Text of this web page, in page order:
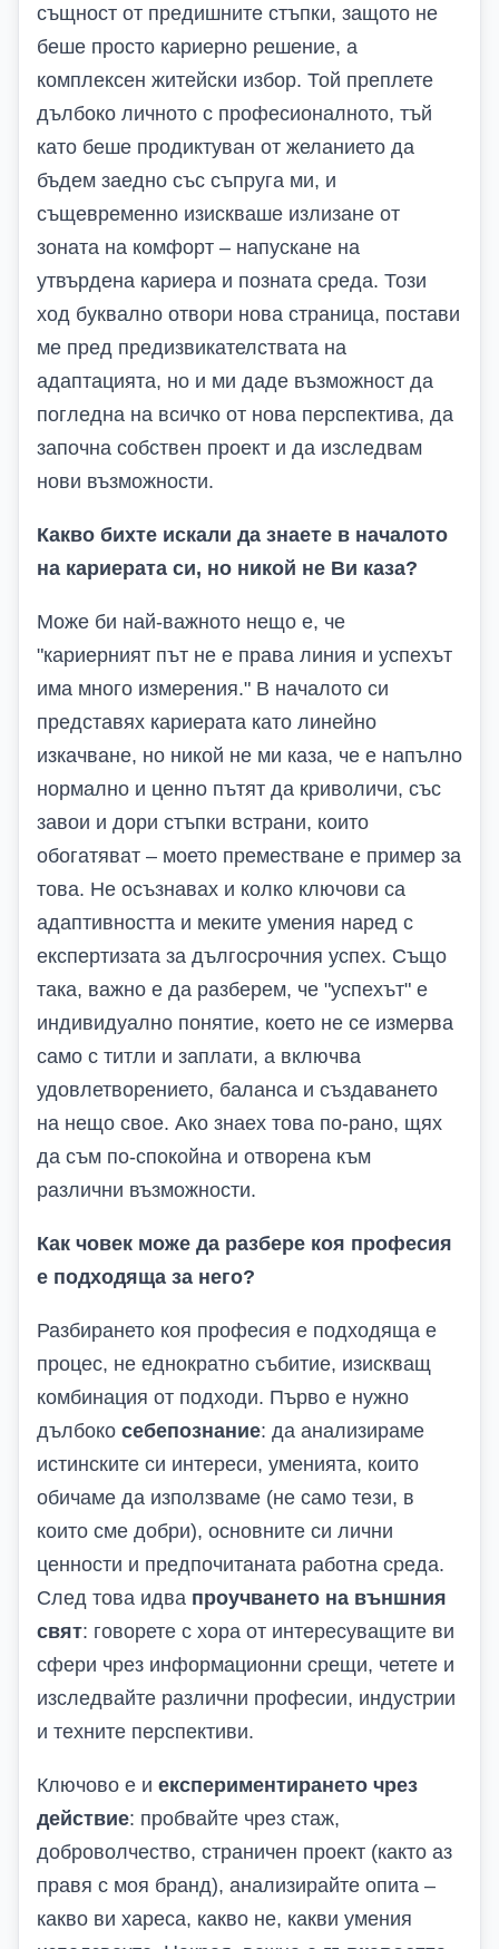
същност от предишните стъпки, защото не
беше просто кариерно решение, а
комплексен житейски избор. Той преплете
дълбоко личното с професионалното, тъй
като беше продиктуван от желанието да
бъдем заедно със съпруга ми, и
същевременно изискваше излизане от
зоната на комфорт – напускане на
утвърдена кариера и позната среда. Този
ход буквално отвори нова страница, постави
ме пред предизвикателствата на
адаптацията, но и ми даде възможност да
погледна на всичко от нова перспектива, да
започна собствен проект и да изследвам
нови възможности.
Какво бихте искали да знаете в началото
на кариерата си, но никой не Ви каза?
Може би най-важното нещо е, че
"кариерният път не е права линия и успехът
има много измерения." В началото си
представях кариерата като линейно
изкачване, но никой не ми каза, че е напълно
нормално и ценно пътят да криволичи, със
завои и дори стъпки встрани, които
обогатяват – моето преместване е пример за
това. Не осъзнавах и колко ключови са
адаптивността и меките умения наред с
експертизата за дългосрочния успех. Също
така, важно е да разберем, че "успехът" е
индивидуално понятие, което не се измерва
само с титли и заплати, а включва
удовлетворението, баланса и създаването
на нещо свое. Ако знаех това по-рано, щях
да съм по-спокойна и отворена към
различни възможности.
Как човек може да разбере коя професия
е подходяща за него?
Разбирането коя професия е подходяща е
процес, не еднократно събитие, изискващ
комбинация от подходи. Първо е нужно
дълбоко себепознание: да анализираме
истинските си интереси, уменията, които
обичаме да използваме (не само тези, в
които сме добри), основните си лични
ценности и предпочитаната работна среда.
След това идва проучването на външния
свят: говорете с хора от интересуващите ви
сфери чрез информационни срещи, четете и
изследвайте различни професии, индустрии
и техните перспективи.
Ключово е и експериментирането чрез
действие: пробвайте чрез стаж,
доброволчество, страничен проект (както аз
правя с моя бранд), анализирайте опита –
какво ви хареса, какво не, какви умения